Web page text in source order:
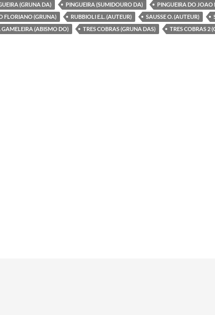
(GRUNA DA) PINGUEIRA (SUMIDOURO DA) PINGUEIRA DO JOAO
FLORIANO (GRUNA) RUBBIOLI E.L. (AUTEUR) SAUSSE O. (AUTEUR)
(ABISMO DO) TRES COBRAS (GRUNA DAS) TRES COBRAS 2